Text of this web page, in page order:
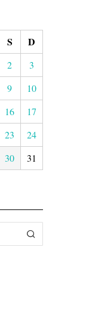
S D
2
3
9
10
16
17
23
24
30 31